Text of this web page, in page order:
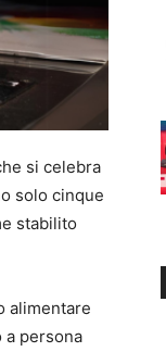
si celebra
solo cinque
stabilito
alimentare
a persona